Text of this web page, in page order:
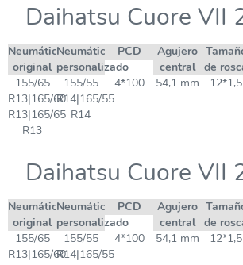
Daihatsu Cuore VII
Neumático
original
Neumático
personalizado
PCD
Agujero
central de
155/65
R13|165/60
R13|165/65
R13
155/55
R14|165/55
R14
4*100 54,1 mm 12*1,5
Daihatsu Cuore VII
Neumático
original
Neumático
personalizado
PCD
Agujero
central de
155/65
R13|165/60
155/55
R14|165/55
4*100 54,1 mm 12*1,5